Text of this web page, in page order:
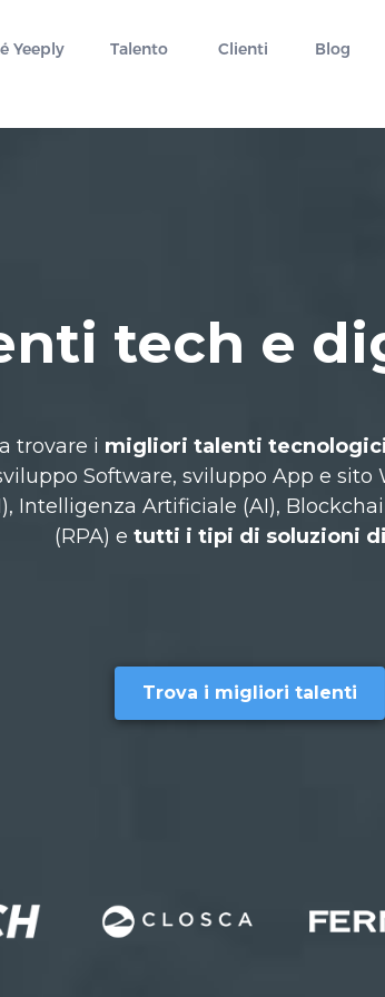
Yeeply Talento Clienti Blog
tech e
trovare i migliori talenti
Software, sviluppo App e sito
Intelligenza Artificiale (AI),
(RPA) e tutti i tipi di soluzioni
Trova i migliori talenti